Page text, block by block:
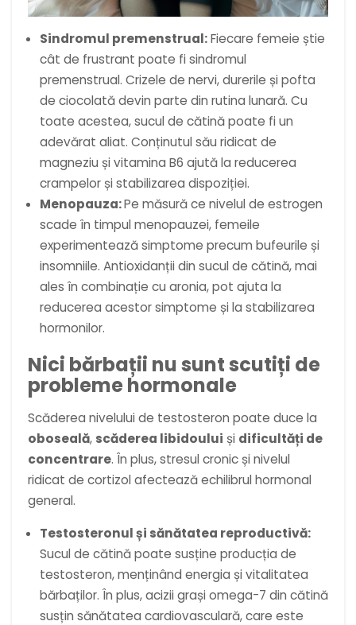
Sindromul premenstrual:Fiecare femeie știe
cât de frustrant poate fi sindromul
premenstrual. Crizele de nervi, durerile și pofta
de ciocolată devin parte din rutina lunară. Cu
toate acestea, sucul de cătină poate fi un
adevărat aliat. Conținutul său ridicat de
magneziu și vitamina B6 ajută la reducerea
crampelor și stabilizarea dispoziției.
Menopauza:Pe măsură ce nivelul de estrogen
scade în timpul menopauzei, femeile
experimentează simptome precum bufeurile și
insomniile. Antioxidanții din sucul de cătină, mai
ales în combinație cu aronia, pot ajuta la
reducerea acestor simptome și la stabilizarea
hormonilor.
Nici bărbații nu sunt scutiți de
probleme hormonale
Scăderea nivelului de testosteron poate duce la
oboseală, scăderea libidoului și dificultăți de
concentrare. În plus, stresul cronic și nivelul
ridicat de cortizol afectează echilibrul hormonal
general.
Testosteronul și sănătatea reproductivă:
Sucul de cătină poate susține producția de
testosteron, menținând energia și vitalitatea
bărbaților. În plus, acizii grași omega-7 din cătină
susțin sănătatea cardiovasculară, care este